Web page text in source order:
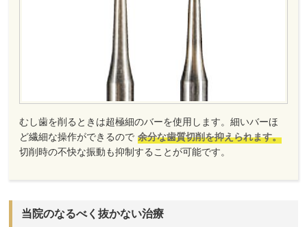
むし歯を削るときは超極細のバーを使用します。細いバーほ
ど繊細な操作ができるので 余分な歯質切削を抑えられます。
切削時の不快な振動も抑制することが可能です。
当院のなるべく抜かない治療